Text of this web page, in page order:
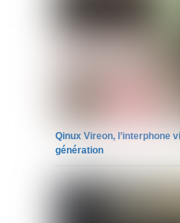
Qinux Vireon, l’interphone
génération